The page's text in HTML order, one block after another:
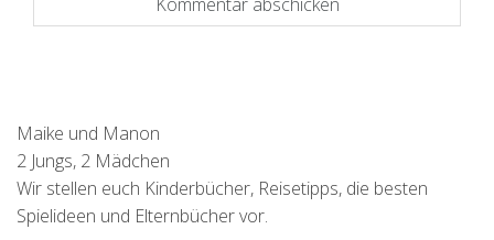
Maike und Manon
2 Jungs, 2 Mädchen
Wir stellen euch Kinderbücher, Reisetipps, die besten
Spielideen und Elternbücher vor.